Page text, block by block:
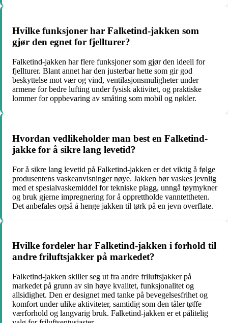
Hvilke funksjoner har Falketind-jakken som
gjør den egnet for fjellturer?
Falketind-jakken har flere funksjoner som gjør den ideell for
fjellturer. Blant annet har den justerbar hette som gir god
beskyttelse mot vær og vind, ventilasjonsmuligheter under
armene for bedre lufting under fysisk aktivitet, og praktiske
lommer for oppbevaring av småting som mobil og nøkler.
Hvordan vedlikeholder man best en Falketind-
jakke for å sikre lang levetid?
For å sikre lang levetid på Falketind-jakken er det viktig å følge
produsentens vaskeanvisninger nøye. Jakken bør vaskes jevnlig
med et spesialvaskemiddel for tekniske plagg, unngå tøymykner
og bruk gjerne impregnering for å opprettholde vanntettheten.
Det anbefales også å henge jakken til tørk på en jevn overflate.
Hvilke fordeler har Falketind-jakken i forhold til
andre friluftsjakker på markedet?
Falketind-jakken skiller seg ut fra andre friluftsjakker på
markedet på grunn av sin høye kvalitet, funksjonalitet og
allsidighet. Den er designet med tanke på bevegelsesfrihet og
komfort under ulike aktiviteter, samtidig som den tåler tøffe
værforhold og langvarig bruk. Falketind-jakken er et pålitelig